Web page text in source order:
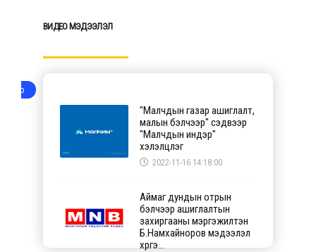
BИДЕО МЭДЭЭЛЭЛ
Video
"Малчдын газар ашиглалт,
малын бэлчээр" сэдвээр
"Малчдын индэр"
хэлэлцүүлэг
2022-11-16 14:18:00
Аймаг дундын отрын
бэлчээр ашиглалтын
захиргааны мэргэжилтэн
Б.Намхайноров мэдээлэл
хүргэ...